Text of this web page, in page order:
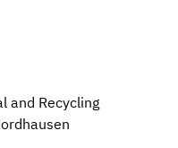
and Recycling